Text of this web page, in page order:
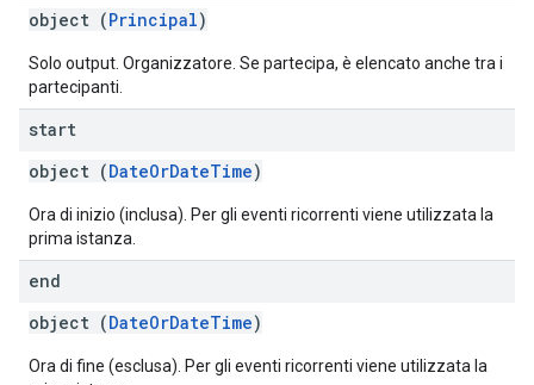
object (Principal)
Solo output. Organizzatore. Se partecipa, è elencato anche tra i
partecipanti.
start
object (DateOrDateTime)
Ora di inizio (inclusa). Per gli eventi ricorrenti viene utilizzata la
prima istanza.
end
object (DateOrDateTime)
Ora di fine (esclusa). Per gli eventi ricorrenti viene utilizzata la